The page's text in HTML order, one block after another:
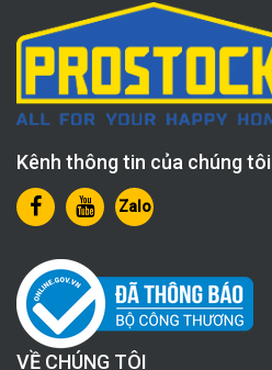
Kênh thông tin của chúng tôi
Zalo
VỀ CHÚNG TÔI